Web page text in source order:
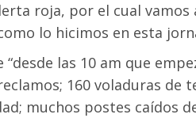
roja, por el cual
lo hicimos en esta
las 10 am que
160 voladuras de
muchos postes caídos